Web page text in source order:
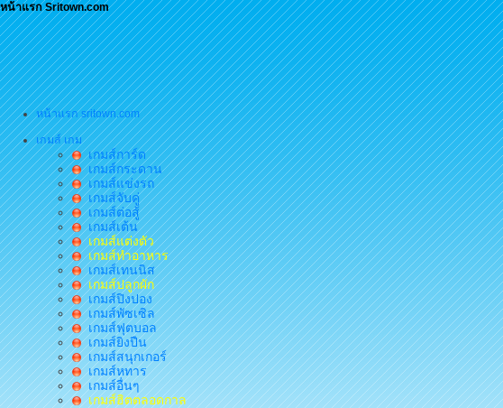
หน้าแรก Sritown.com
หน้าแรก sritown.com
เกมส์ เกม
เกมส์การ์ด
เกมส์กระดาน
เกมส์แข่งรถ
เกมส์จับคู่
เกมส์ต่อสู้
เกมส์เต้น
เกมส์แต่งตัว
เกมส์ทำอาหาร
เกมส์เทนนิส
เกมส์ปลูกผัก
เกมส์ปิงปอง
เกมส์พัซเซิล
เกมส์ฟุตบอล
เกมส์ยิงปืน
เกมส์สนุกเกอร์
เกมส์หทาร
เกมส์อื่นๆ
เกมส์ฮิตตลอดกาล